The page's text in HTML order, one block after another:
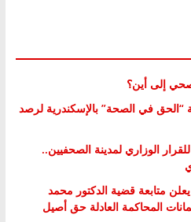
إلى أين؟
في الصحة” بالإسكندرية لرصد
الوزاري لمدينة الصحفيين..
متابعة قضية الدكتور محمد
المحاكمة العادلة حق أصيل